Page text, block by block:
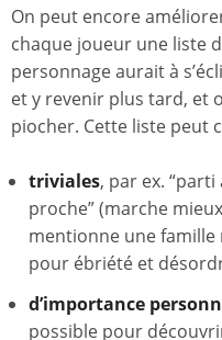
On peut encore
chaque joueur une liste
personnage aurait à
et y revenir plus tard, et
piocher. Cette liste peut
triviales, par ex.
proche” (marche
mentionne une famille
pour ébriété et
d’importance
possible pour